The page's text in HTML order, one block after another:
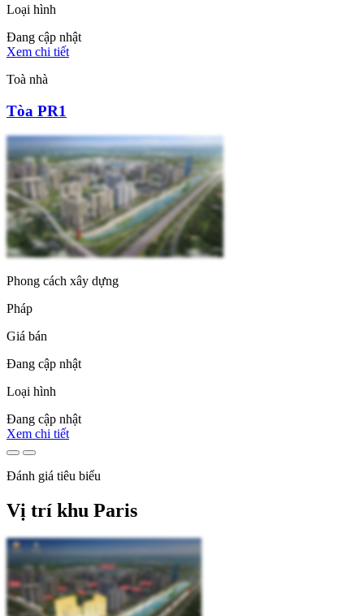
Loại hình
Đang cập nhật
Xem chi tiết
Toà nhà
Tòa PR1
Phong cách xây dựng
Pháp
Giá bán
Đang cập nhật
Loại hình
Đang cập nhật
Xem chi tiết
Đánh giá tiêu biểu
Vị trí khu Paris